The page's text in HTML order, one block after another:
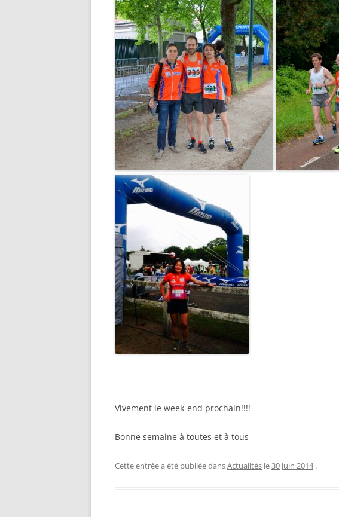
Vivement le week-end prochain!!!!
Bonne semaine à toutes et à tous
Cette entrée a été publiée dansActualités le30 juin 2014 .